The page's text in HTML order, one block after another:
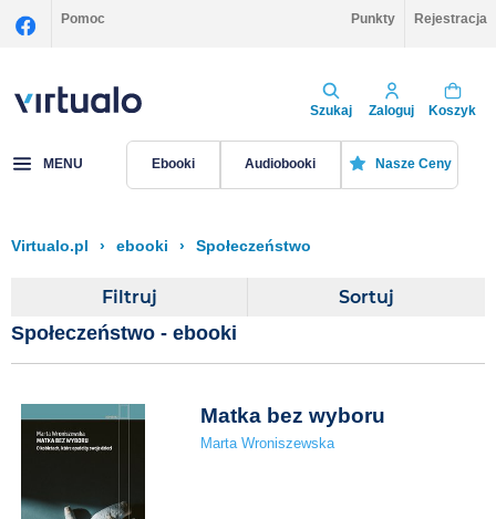
Pomoc Punkty Rejestracja
Szukaj Zaloguj Koszyk
MENU Ebooki Audiobooki Nasze Ceny
Virtualo.pl › ebooki › Społeczeństwo
Filtruj Sortuj
Społeczeństwo - ebooki
Matka bez wyboru
Marta Wroniszewska